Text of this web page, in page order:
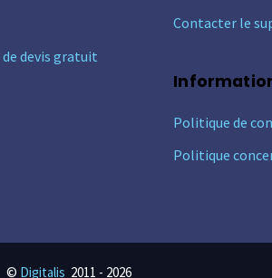
de devis gratuit
Contacter le
Politique de
Politique
© Digitalis 2011 - 2026